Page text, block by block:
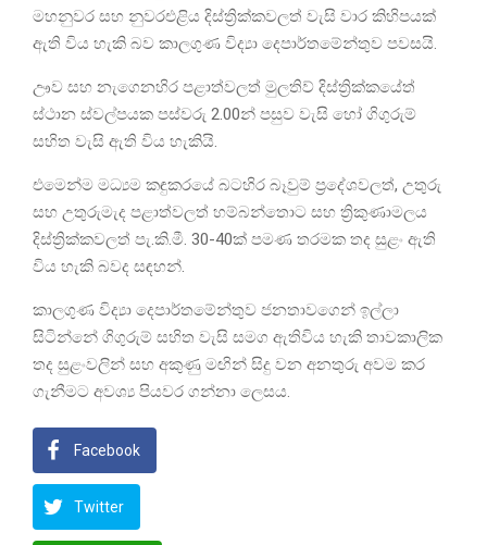
මහනුවර සහ නුවරඑළිය දිස්ත්‍රික්කවලත් වැසි වාර කිහිපයක්
ඇති විය හැකි බව කාලගුණ විද්‍යා දෙපාර්තමේන්තුව පවසයි.
ඌව සහ නැගෙනහිර පළාත්වලත් මුලතිව් දිස්ත්‍රික්කයේත්
ස්ථාන ස්වල්පයක පස්වරු 2.00න් පසුව වැසි හෝ ගිගුරුම්
සහිත වැසි ඇති විය හැකියි.
එමෙන්ම මධ්‍යම කඳුකරයේ බටහිර බෑවුම් ප්‍රදේශවලත්, උතුරු
සහ උතුරුමැද පළාත්වලත් හම්බන්තොට සහ ත්‍රිකුණාමලය
දිස්ත්‍රික්කවලත් පැ.කි.මී. 30-40ක් පමණ තරමක තද සුළං ඇති
විය හැකි බවද සඳහන්.
කාලගුණ විද්‍යා දෙපාර්තමේන්තුව ජනතාවගෙන් ඉල්ලා
සිටින්නේ ගිගුරුම් සහිත වැසි සමග ඇතිවිය හැකි තාවකාලික
තද සුළංවලින් සහ අකුණු මඟින් සිදු වන අනතුරු අවම කර
ගැනීමට අවශ්‍ය පියවර ගන්නා ලෙසය.
Facebook
Twitter